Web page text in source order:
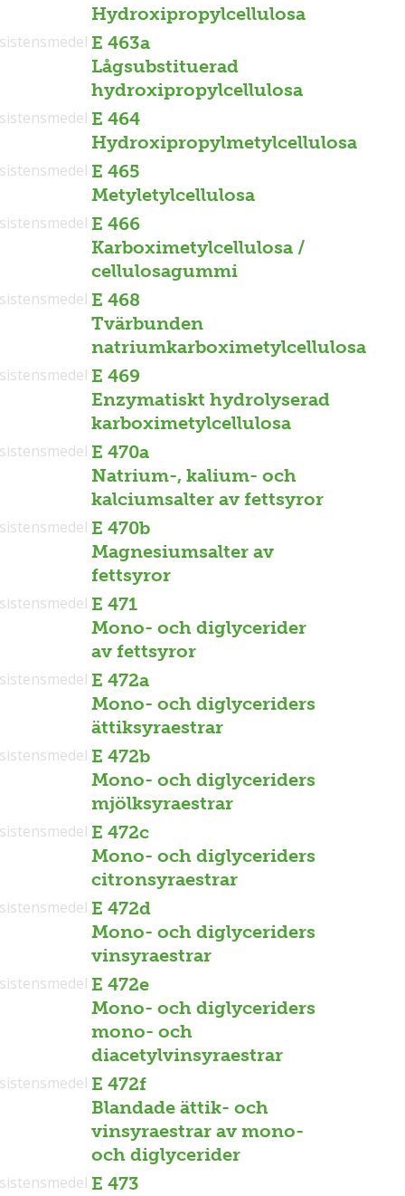
Hydroxipropylcellulosa
E 463a
Lågsubstituerad
hydroxipropylcellulosa
E 464
Hydroxipropylmetylcellulosa
E 465
Metyletylcellulosa
E 466
Karboximetylcellulosa /
cellulosagummi
E 468
Tvärbunden
natriumkarboximetylcellulosa
E 469
Enzymatiskt hydrolyserad
karboximetylcellulosa
E 470a
Natrium-, kalium- och
kalciumsalter av fettsyror
E 470b
Magnesiumsalter av
fettsyror
E 471
Mono- och diglycerider
av fettsyror
E 472a
Mono- och diglyceriders
ättiksyraestrar
E 472b
Mono- och diglyceriders
mjölksyraestrar
E 472c
Mono- och diglyceriders
citronsyraestrar
E 472d
Mono- och diglyceriders
vinsyraestrar
E 472e
Mono- och diglyceriders
mono- och
diacetylvinsyraestrar
E 472f
Blandade ättik- och
vinsyraestrar av mono-
och diglycerider
E 473